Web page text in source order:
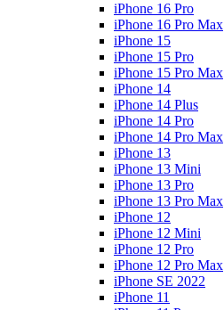
iPhone 16 Pro
iPhone 16 Pro Max
iPhone 15
iPhone 15 Pro
iPhone 15 Pro Max
iPhone 14
iPhone 14 Plus
iPhone 14 Pro
iPhone 14 Pro Max
iPhone 13
iPhone 13 Mini
iPhone 13 Pro
iPhone 13 Pro Max
iPhone 12
iPhone 12 Mini
iPhone 12 Pro
iPhone 12 Pro Max
iPhone SE 2022
iPhone 11